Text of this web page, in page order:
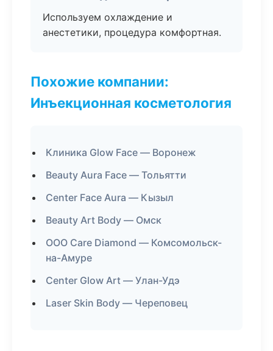
Используем охлаждение и
анестетики, процедура комфортная.
Похожие компании:
Инъекционная косметология
Клиника Glow Face — Воронеж
Beauty Aura Face — Тольятти
Center Face Aura — Кызыл
Beauty Art Body — Омск
ООО Care Diamond — Комсомольск-
на-Амуре
Center Glow Art — Улан-Удэ
Laser Skin Body — Череповец